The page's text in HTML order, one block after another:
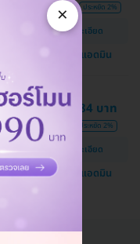
2,500 บาท ประหยัด 2%
ดูรายละเอียด
แชทกับแอดมิน
784 บาท
800 บาท ประหยัด 2%
ดูรายละเอียด
แชทกับแอดมิน
×